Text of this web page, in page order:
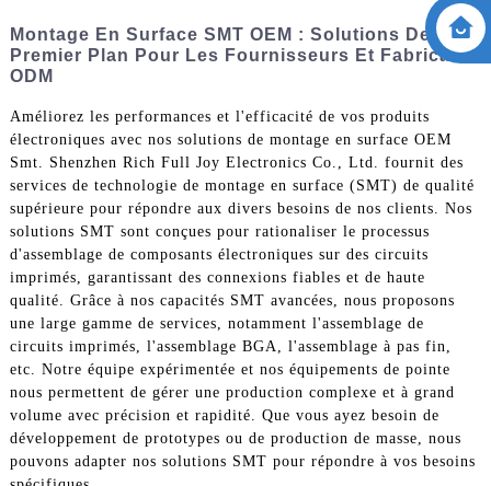
Montage En Surface SMT OEM : Solutions De
Premier Plan Pour Les Fournisseurs Et Fabricants
ODM
Améliorez les performances et l'efficacité de vos produits
électroniques avec nos solutions de montage en surface OEM
Smt. Shenzhen Rich Full Joy Electronics Co., Ltd. fournit des
services de technologie de montage en surface (SMT) de qualité
supérieure pour répondre aux divers besoins de nos clients. Nos
solutions SMT sont conçues pour rationaliser le processus
d'assemblage de composants électroniques sur des circuits
imprimés, garantissant des connexions fiables et de haute
qualité. Grâce à nos capacités SMT avancées, nous proposons
une large gamme de services, notamment l'assemblage de
circuits imprimés, l'assemblage BGA, l'assemblage à pas fin,
etc. Notre équipe expérimentée et nos équipements de pointe
nous permettent de gérer une production complexe et à grand
volume avec précision et rapidité. Que vous ayez besoin de
développement de prototypes ou de production de masse, nous
pouvons adapter nos solutions SMT pour répondre à vos besoins